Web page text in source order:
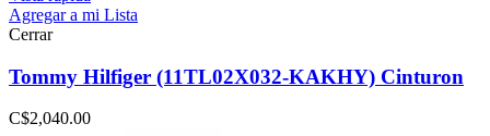
Agregar a mi Lista
Cerrar
Tommy Hilfiger (11TL02X032-KAKHY) Cinturon
C$2,040.00